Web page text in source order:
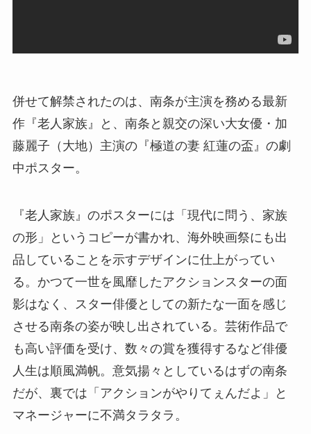
併せて解禁されたのは、南条が主演を務める最新
作『老人家族』と、南条と親交の深い大女優・加
藤麗子（大地）主演の『極道の妻 紅蓮の盃』の劇
中ポスター。
『老人家族』のポスターには「現代に問う、家族
の形」というコピーが書かれ、海外映画祭にも出
品していることを示すデザインに仕上がってい
る。かつて一世を風靡したアクションスターの面
影はなく、スター俳優としての新たな一面を感じ
させる南条の姿が映し出されている。芸術作品で
も高い評価を受け、数々の賞を獲得するなど俳優
人生は順風満帆。意気揚々としているはずの南条
だが、裏では「アクションがやりてぇんだよ」と
マネージャーに不満タラタラ。